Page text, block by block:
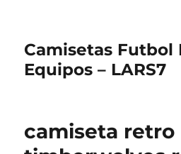
Camisetas Futbol
Equipos – LARS7
camiseta retro